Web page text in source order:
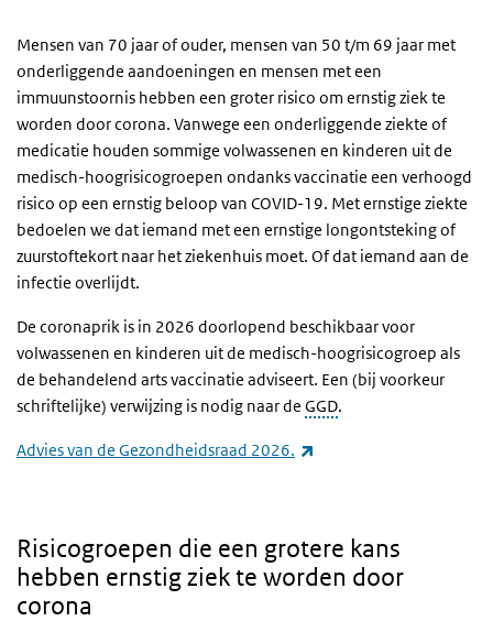
Mensen van 70 jaar of ouder, mensen van 50 t/m 69 jaar met
onderliggende aandoeningen en mensen met een
immuunstoornis hebben een groter risico om ernstig ziek te
worden door corona. Vanwege een onderliggende ziekte of
medicatie houden sommige volwassenen en kinderen uit de
medisch-hoogrisicogroepen ondanks vaccinatie een verhoogd
risico op een ernstig beloop van COVID-19. Met ernstige ziekte
bedoelen we dat iemand met een ernstige longontsteking of
zuurstoftekort naar het ziekenhuis moet. Of dat iemand aan de
infectie overlijdt.
De coronaprik is in 2026 doorlopend beschikbaar voor
volwassenen en kinderen uit de medisch-hoogrisicogroep als
de behandelend arts vaccinatie adviseert. Een (bij voorkeur
schriftelijke) verwijzing is nodig naar de GGD.
Advies van de Gezondheidsraad 2026.
Risicogroepen die een grotere kans
hebben ernstig ziek te worden door
corona